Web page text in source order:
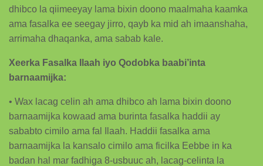
dhibco la qiimeeyay lama bixin doono maalmaha kaamka
ama fasalka ee seegay jirro, qayb ka mid ah imaanshaha,
arrimaha dhaqanka, ama sabab kale.
Xeerka Fasalka Ilaah iyo Qodobka baabi’inta
barnaamijka:
• Wax lacag celin ah ama dhibco ah lama bixin doono
barnaamijka kowaad ama burinta fasalka haddii ay
sababto cimilo ama fal Ilaah. Haddii fasalka ama
barnaamijka la kansalo cimilo ama ficilka Eebbe in ka
badan hal mar fadhiga 8-usbuuc ah, lacag-celinta la